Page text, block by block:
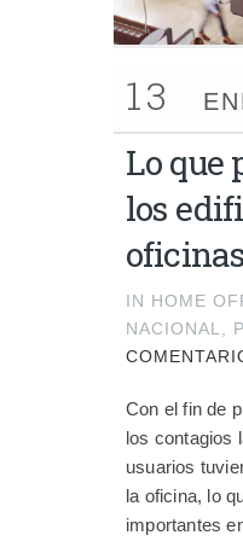
13
Lo que
los
oficinas
IN HOME
NACIONAL
Con el fin de
los contagios
usuarios
la oficina, lo
importantes